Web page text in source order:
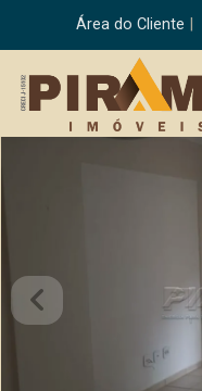
Área do Cliente